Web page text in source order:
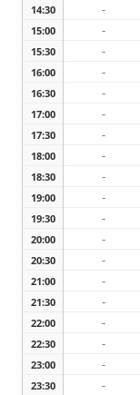
14:30 -
15:00 -
15:30 -
16:00 -
16:30 -
17:00 -
17:30 -
18:00 -
18:30 -
19:00 -
19:30 -
20:00 -
20:30 -
21:00 -
21:30 -
22:00 -
22:30 -
23:00 -
23:30 -